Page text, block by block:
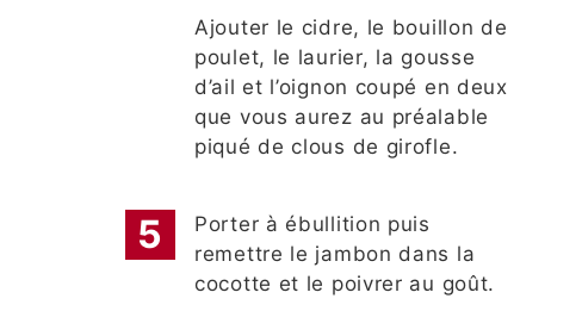
Ajouter le cidre, le bouillon de
poulet, le laurier, la gousse
d’ail et l’oignon coupé en deux
que vous aurez au préalable
piqué de clous de girofle.
Porter à ébullition puis
remettre le jambon dans la
cocotte et le poivrer au goût.